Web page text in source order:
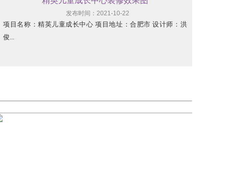
发布时间：2021-10-22
项目名称：精英儿童成长中心 项目地址：合肥市 设计师：洪
俊...